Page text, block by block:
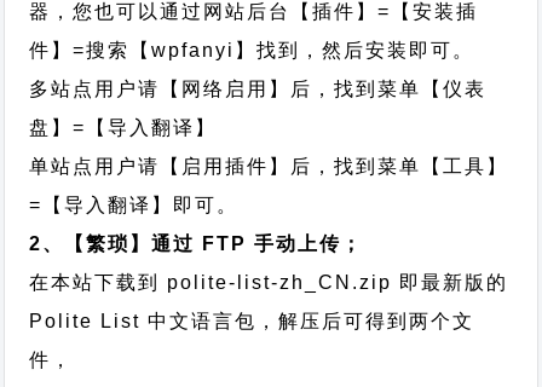
器，您也可以通过网站后台【插件】=【安装插
件】=搜索【wpfanyi】找到，然后安装即可。
多站点用户请【网络启用】后，找到菜单【仪表
盘】=【导入翻译】
单站点用户请【启用插件】后，找到菜单【工具】
=【导入翻译】即可。
2、【繁琐】通过 FTP 手动上传；
在本站下载到 polite-list-zh_CN.zip 即最新版的
Polite List 中文语言包，解压后可得到两个文
件，